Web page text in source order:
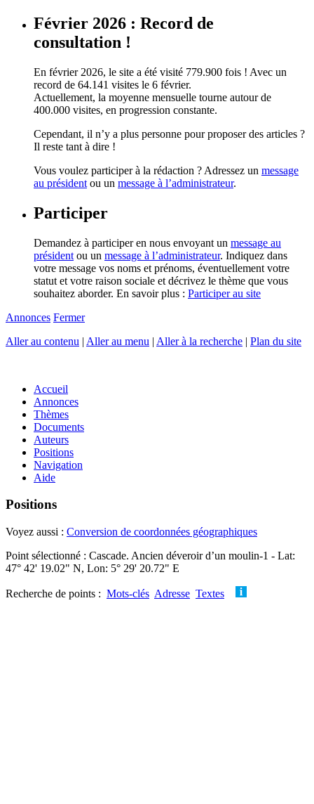
Février 2026 : Record de
consultation !
En février 2026, le site a été visité 779.900 fois ! Avec un
record de 64.141 visites le 6 février.
Actuellement, la moyenne mensuelle tourne autour de
400.000 visites, en progression constante.
Cependant, il n’y a plus personne pour proposer des articles ?
Il reste tant à dire !
Vous voulez participer à la rédaction ? Adressez un message
au président ou un message à l’administrateur.
Participer
Demandez à participer en nous envoyant un message au
président ou un message à l’administrateur. Indiquez dans
votre message vos noms et prénoms, éventuellement votre
statut et votre raison sociale et décrivez le thème que vous
souhaitez aborder. En savoir plus : Participer au site
Annonces Fermer
Aller au contenu | Aller au menu | Aller à la recherche | Plan du site
Accueil
Annonces
Thèmes
Documents
Auteurs
Positions
Navigation
Aide
Positions
Voyez aussi : Conversion de coordonnées géographiques
Point sélectionné : Cascade. Ancien déveroir d’un moulin-1 - Lat:
47° 42' 19.02" N, Lon: 5° 29' 20.72" E
Recherche de points : Mots-clés Adresse Textes